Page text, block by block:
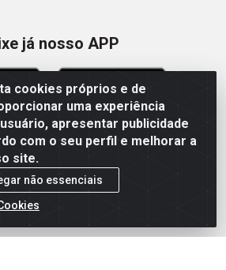
cookies próprios e de
uma experiência
apresentar publicidade
com o seu perfil e melhorar a
site.
não essenciais
já nosso APP
Site Seguro